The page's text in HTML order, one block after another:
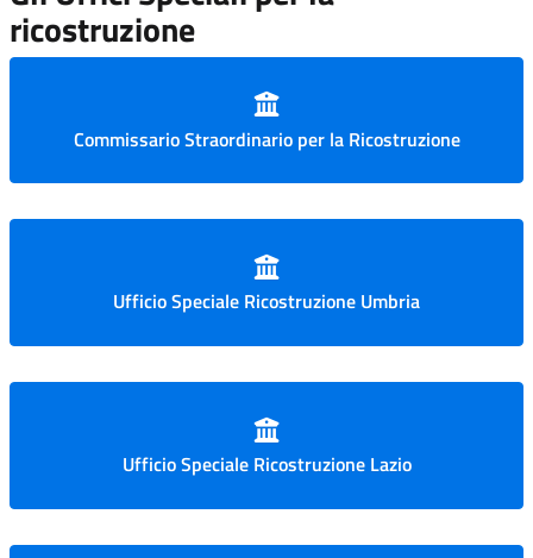
ricostruzione
Commissario Straordinario per la Ricostruzione
Ufficio Speciale Ricostruzione Umbria
Ufficio Speciale Ricostruzione Lazio